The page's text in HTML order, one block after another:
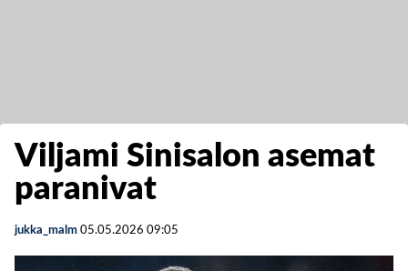
Viljami Sinisalon asemat
paranivat
jukka_malm 05.05.2026 09:05